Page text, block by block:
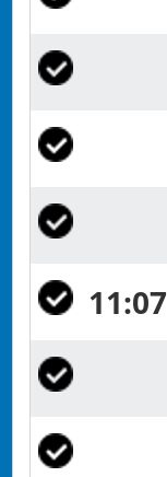
11:07